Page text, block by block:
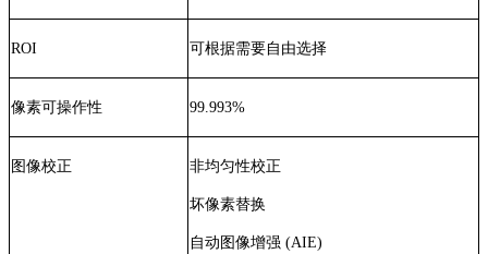
ROI 可根据需要自由选择
像素可操作性 99.993%
图像校正 非均匀性校正
坏像素替换
自动图像增强 (AIE)